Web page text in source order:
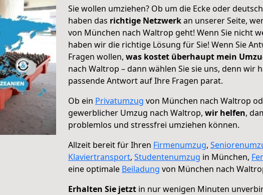
Sie wollen umziehen? Ob um die Ecke oder
haben das richtige Netzwerkan unserer Seite,
von München nach Waltrop geht! Wenn Sie nicht
haben wir die richtige Lösung für Sie! Wenn Sie
Fragen wollen, was kostet überhaupt mein
nach Waltrop – dann wählen Sie sie uns, denn wir
passende Antwort auf Ihre Fragen parat.
Ob ein Privatumzug von München nach Waltrop
gewerblicher Umzug nach Waltrop, wir helfen,
problemlos und stressfrei umziehen können.
Allzeit bereit für Ihren Firmenumzug,
Klaviertransport, Studentenumzug in München,
eine optimale Beiladung von München nach
Erhalten Sie jetzt in nur wenigen Minuten